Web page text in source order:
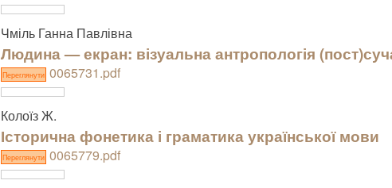
Чміль Ганна Павлівна
Людина — екран: візуальна антропологія
Переглянути0065731.pdf
Колоїз Ж.
Історична фонетика і граматика української мови
Переглянути0065779.pdf